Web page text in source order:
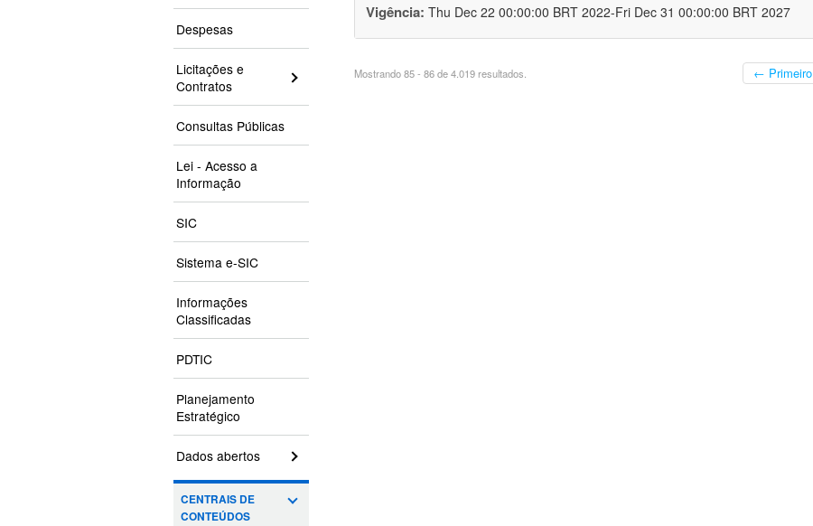
Despesas
Licitações e
Contratos
Consultas Públicas
Lei - Acesso a
Informação
SIC
Sistema e-SIC
Informações
Classificadas
PDTIC
Planejamento
Estratégico
Dados abertos
CENTRAIS DE
CONTEÚDOS
Vigência: Thu Dec 22 00:00:00 BRT 2022-Fri Dec 31 00:00:00 BRT 2027
Mostrando 85 - 86 de 4.019 resultados. ← Primeiro